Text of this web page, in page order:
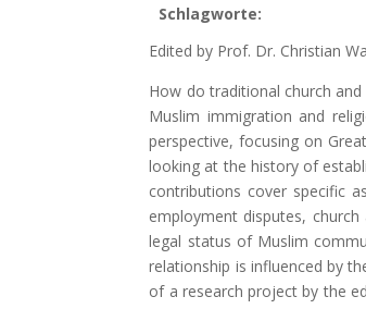
Schlagworte:
Edited by Prof. Dr. Christian
How do traditional church
Muslim immigration and
perspective, focusing on
looking at the history of
contributions cover specific
employment disputes,
legal status of Muslim
relationship is influenced by
of a research project by the